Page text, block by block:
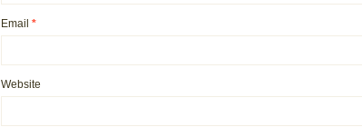
Email *
Website